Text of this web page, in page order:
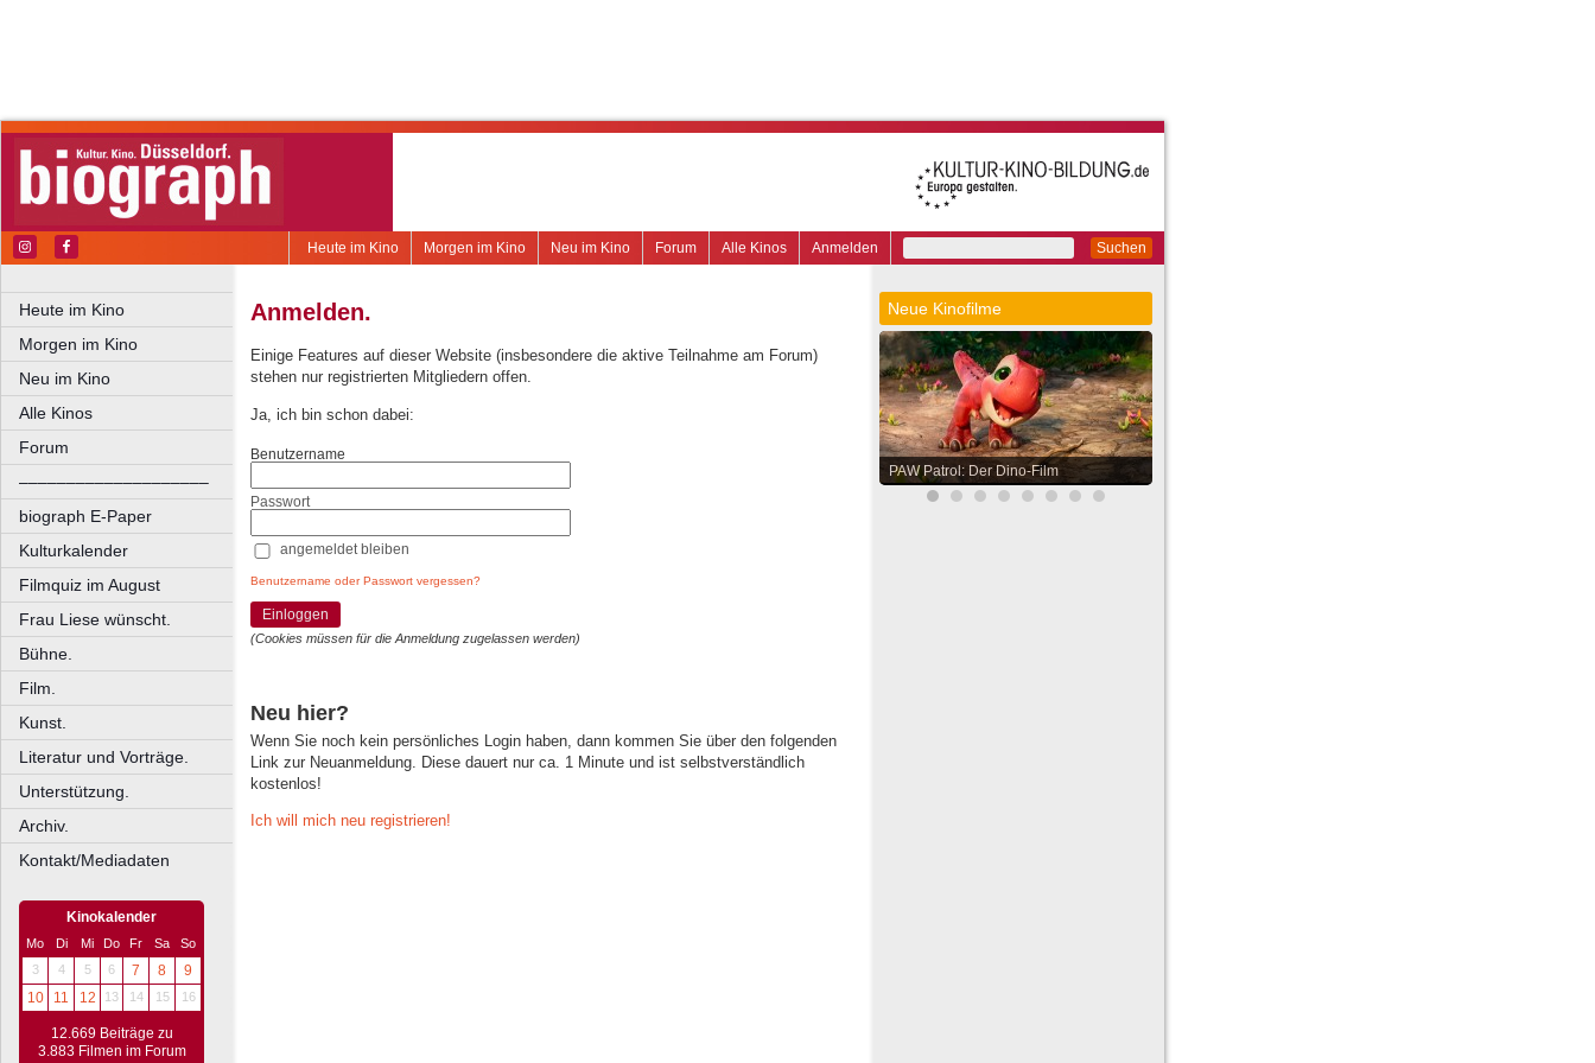
Suchen
Anmelden
Alle Kinos
Forum
Neu im Kino
Morgen im Kino
Heute im Kino
Heute im Kino
Morgen im Kino
Neu im Kino
Alle Kinos
Forum
––––––––––––––––––––
biograph E-Paper
Kulturkalender
Filmquiz im August
Frau Liese wünscht.
Bühne.
Film.
Kunst.
Literatur und Vorträge.
Unterstützung.
Archiv.
Kontakt/Mediadaten
Kinokalender
Mo Di Mi Do Fr Sa
So
3
4 5 6 7 8
9
10
11 12 13 14 15 16
12.669 Beiträge zu
3.883 Filmen im Forum
Anmelden.
Einige Features auf dieser Website (insbesondere die aktive Teilnahme am Forum)
stehen nur registrierten Mitgliedern offen.
Ja, ich bin schon dabei:
Benutzername
Passwort
angemeldet bleiben
Benutzername oder Passwort vergessen?
Einloggen
(Cookies müssen für die Anmeldung zugelassen werden)
Neu hier?
Wenn Sie noch kein persönliches Login haben, dann kommen Sie über den folgenden
Link zur Neuanmeldung. Diese dauert nur ca. 1 Minute und ist selbstverständlich
kostenlos!
Ich will mich neu registrieren!
Neue Kinofilme
PAW Patrol: Der Dino-Film